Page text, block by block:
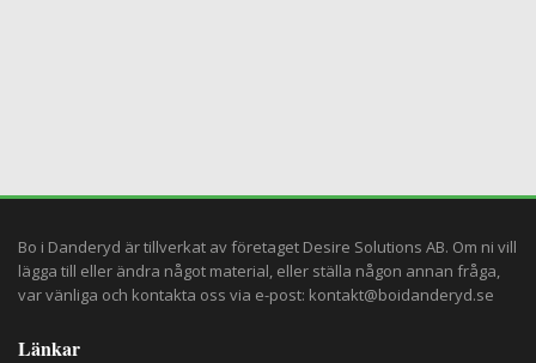
Bo i Danderyd är tillverkat av företaget Desire Solutions AB. Om ni vill
lägga till eller ändra något material, eller ställa någon annan fråga,
var vänliga och kontakta oss via e-post: kontakt@boidanderyd.se
Länkar